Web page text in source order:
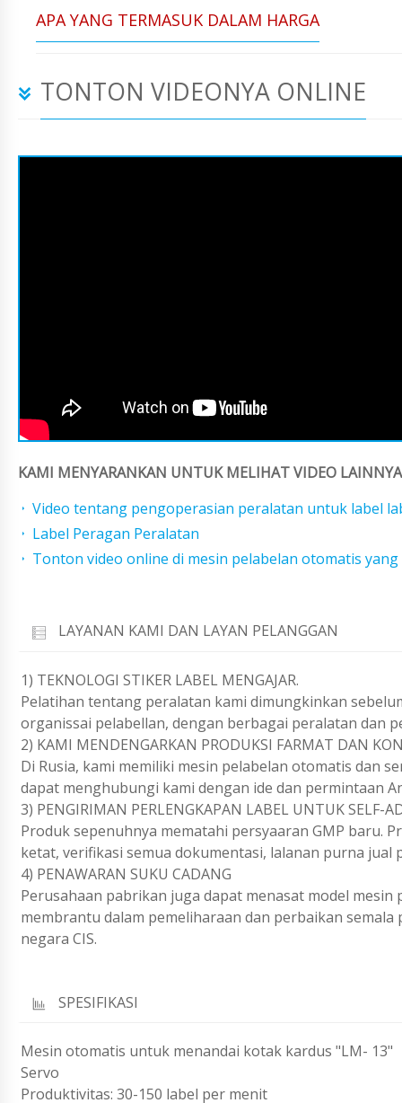
APA YANG TERMASUK DALAM HARGA
TONTON VIDEONYA ONLINE
KAMI MENYARANKAN UNTUK MELIHAT VIDEO
Video tentang pengoperasian peralatan untuk label
Label Peragan Peralatan
Tonton video online di mesin pelabelan otomatis
LAYANAN KAMI DAN LAYAN PELANGGAN
1) TEKNOLOGI STIKER LABEL MENGAJAR.
Pelatihan tentang peralatan kami dimungkinkan
organissai pelabellan, dengan berbagai peralatan dan
2) KAMI MENDENGARKAN PRODUKSI FARMAT DAN
Di Rusia, kami memiliki mesin pelabelan otomatis dan
dapat menghubungi kami dengan ide dan permintaan
3) PENGIRIMAN PERLENGKAPAN LABEL UNTUK SELF-
Produk sepenuhnya mematahi persyaaran GMP baru.
ketat, verifikasi semua dokumentasi, lalanan purna
4) PENAWARAN SUKU CADANG
Perusahaan pabrikan juga dapat menasat model
membrantu dalam pemeliharaan dan perbaikan
negara CIS.
SPESIFIKASI
Mesin otomatis untuk menandai kotak kardus "LM- 13"
Servo
Produktivitas: 30-150 label per menit